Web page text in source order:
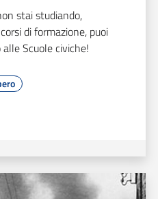
stai studiando,
di formazione, puoi
Scuole civiche!